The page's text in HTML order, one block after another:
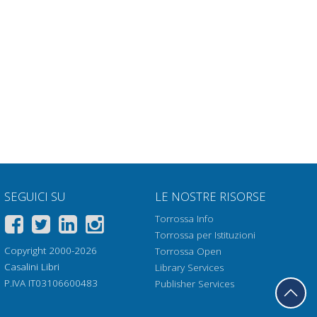
SEGUICI SU
Copyright 2000-2026
Casalini Libri
P.IVA IT03106600483
LE NOSTRE RISORSE
Torrossa Info
Torrossa per Istituzioni
Torrossa Open
Library Services
Publisher Services